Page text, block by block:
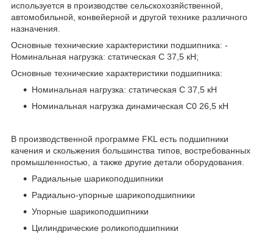
используется в производстве сельскохозяйственной,
автомобильной, конвейерной и другой технике различного
назначения.
Основные технические характеристики подшипника: -
Номинальная нагрузка: статическая С 37,5 кН;
Основные технические характеристики подшипника:
Номинальная нагрузка: статическая С 37,5 кН
Номинальная нагрузка динамическая С0 26,5 кН
В производственной программе FKL есть подшипники
качения и скольжения большинства типов, востребованных
промышленностью, а также другие детали оборудования.
Радиальные шарикоподшипники
Радиально-упорные шарикоподшипники
Упорные шарикоподшипники
Цилиндрические роликоподшипники